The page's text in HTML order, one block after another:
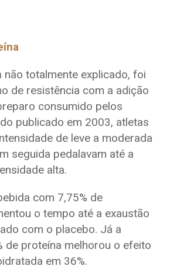
não totalmente explicado, foi
de resistência com a adição
consumido pelos
publicado em 2003, atletas
de leve a moderada
seguida pedalavam até a
alta.
com 7,75% de
o tempo até a exaustão
com o placebo. Já a
de proteína melhorou o efeito
em 36%.